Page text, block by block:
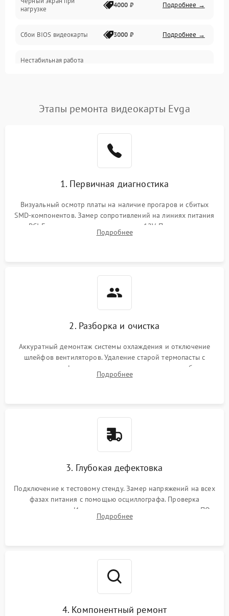
Электропитание
ПО
Электронные компоненты
Общие поломки
Механические повреждения
нагрузке
4000 ₽ Подробнее →
Сбои BIOS видеокарты 3000 ₽ Подробнее →
Нестабильная работа
Этапы ремонта видеокарты Evga
1. Первичная диагностика
Визуальный осмотр платы на наличие прогаров и сбитых
SMD-компонентов. Замер сопротивлений на линиях питания
PCI-E и дополнительных разъемах 12V. Проверка на
короткое замыкание основных дросселей питания GPU и
Подробнее
2. Разборка и очистка
Аккуратный демонтаж системы охлаждения и отключение
шлейфов вентиляторов. Удаление старой термопасты с
кристалла графического чипа и термопрокладок с банок
памяти и зоны VRM. Очистка платы от пыли и окислов.
Подробнее
3. Глубокая дефектовка
Подключение к тестовому стенду. Замер напряжений на всех
фазах питания с помощью осциллографа. Проверка
инициализации. Использование специализированного ПО
MATS
Подробнее
4. Компонентный ремонт